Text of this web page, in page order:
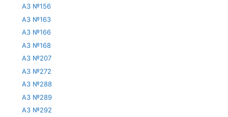
АЗ №156
АЗ №163
АЗ №166
АЗ №168
АЗ №207
АЗ №272
АЗ №288
АЗ №289
АЗ №292